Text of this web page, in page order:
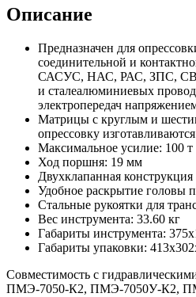
Описание
Предназначен для
соединительной и
САСУС, НАС, РАС, ЗПС,
и сталеалюминиевых
электропередач
Матрицы с круглым и
опрессовку
Максимальное усилие: 100 т
Ход поршня: 19 мм
Двухклапанная конструкция
Удобное раскрытие головы
Стальные рукоятки для
Вес инструмента: 33.60 кг
Габариты инструмента:
Габариты упаковки:
Совместимость с
ПМЭ-7050-К2, ПМЭ-7050У-К2,